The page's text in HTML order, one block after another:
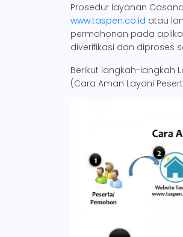
Prosedur layanan
www.taspen.co.id atau
permohonan pada
diverifikasi dan diproses
Berikut langkah-langkah
(Cara Aman Layani